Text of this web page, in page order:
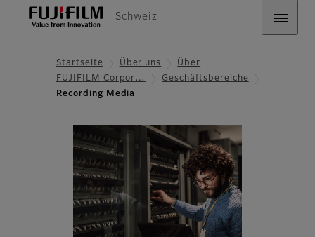
Schweiz
Startseite Über uns
Über
FUJIFILM Corpor…
Geschäftsbereiche
Recording Media